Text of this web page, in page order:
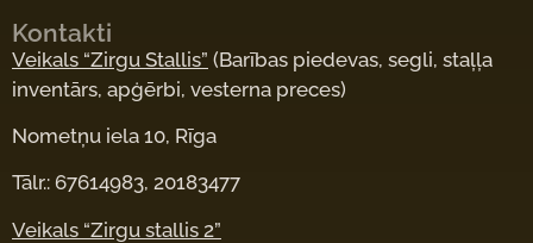
Kontakti
Veikals “Zirgu Stallis” (Barības piedevas, segli, staļļa
inventārs, apģērbi, vesterna preces)
Nometņu iela 10, Rīga
Tālr.: 67614983, 20183477
Veikals “Zirgu stallis 2”